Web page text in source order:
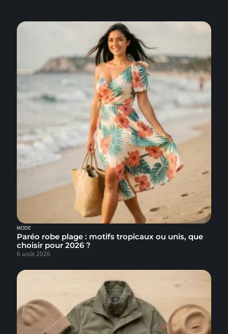
MODE
Paréo robe plage : motifs tropicaux ou unis, que
choisir pour 2026 ?
6 août 2026